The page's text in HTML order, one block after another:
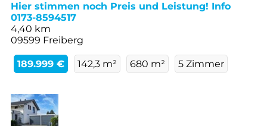
Hier stimmen noch Preis und Leistung! Info
0173-8594517
4,40 km
09599 Freiberg
189.999 € 142,3 m² 680 m² 5 Zimmer